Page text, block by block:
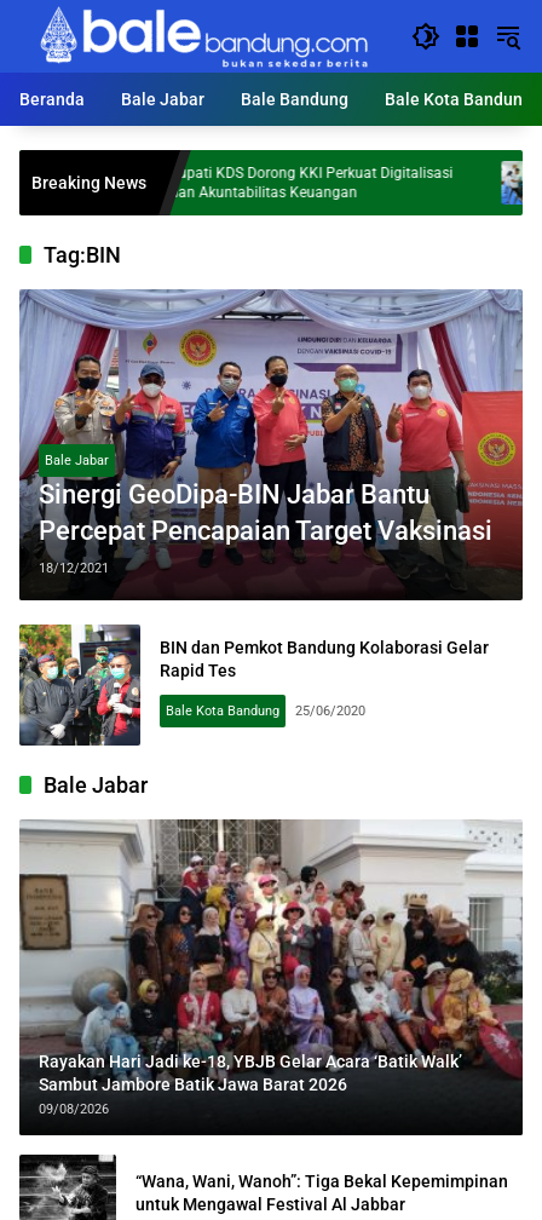
Langsung
konten
Beranda
Bale Jabar Bale Bandung Bale Kota Bandung
Breaking NewsBupati KDS Dorong KKI Perkuat Digitalisasi
dan Akuntabilitas Keuangan
Tag:BIN
Bale Jabar
Sinergi GeoDipa-BIN Jabar Bantu
Percepat Pencapaian Target Vaksinasi
18/12/2021
BIN dan Pemkot Bandung Kolaborasi Gelar
Rapid Tes
Bale Kota Bandung 25/06/2020
Bale Jabar
Rayakan Hari Jadi ke-18, YBJB Gelar Acara ‘Batik Walk’
Sambut Jambore Batik Jawa Barat 2026
09/08/2026
“Wana, Wani, Wanoh”: Tiga Bekal Kepemimpinan
untuk Mengawal Festival Al Jabbar